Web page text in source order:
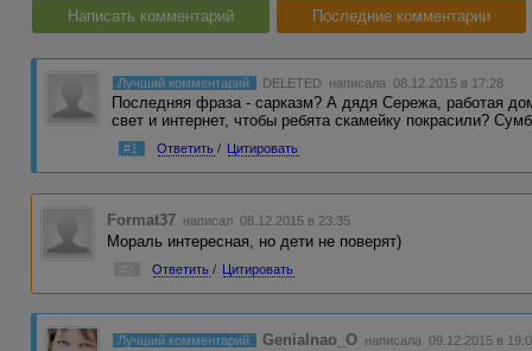
Написать комментарий Последние комментарии
Лучший комментарий DELETED написала 08.12.2015 в 17:28
Последняя фраза - сарказм? А дядя Сережа, работая
свет и интернет, чтобы ребята скамейку покрасили?
#1 Ответить / Цитировать
Format37 написал 08.12.2015 в 23:35
Мораль интересная, но дети не поверят)
Ответить / Цитировать
Лучший комментарий Genialnao_O написала 09.12.2015 в